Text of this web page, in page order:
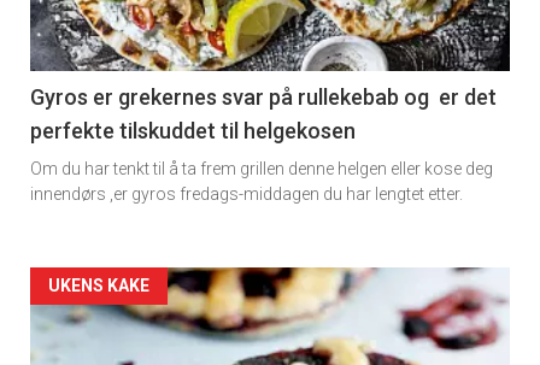
Gyros er grekernes svar på rullekebab og er det
perfekte tilskuddet til helgekosen
Om du har tenkt til å ta frem grillen denne helgen eller kose deg
innendørs ,er gyros fredags-middagen du har lengtet etter.
Forsiden
akkurat
UKENS KAKE